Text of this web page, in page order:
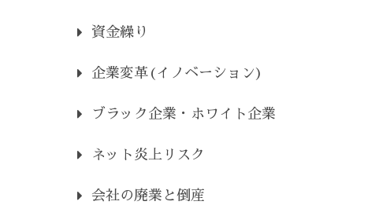
資金繰り
企業変革(イノベーション)
ブラック企業・ホワイト企業
ネット炎上リスク
会社の廃業と倒産